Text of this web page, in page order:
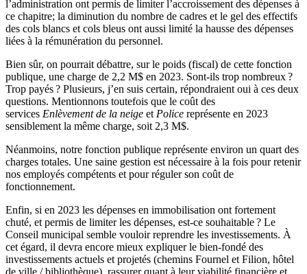
l’administration ont permis de limiter l’accroissement des dépenses à
ce chapitre; la diminution du nombre de cadres et le gel des effectifs
des cols blancs et cols bleus ont aussi limité la hausse des dépenses
liées à la rémunération du personnel.
Bien sûr, on pourrait débattre, sur le poids (fiscal) de cette fonction
publique, une charge de 2,2 M$ en 2023. Sont-ils trop nombreux ?
Trop payés ? Plusieurs, j’en suis certain, répondraient oui à ces deux
questions. Mentionnons toutefois que le coût des
services Enlèvement de la neige et Police représente en 2023
sensiblement la même charge, soit 2,3 M$.
Néanmoins, notre fonction publique représente environ un quart des
charges totales. Une saine gestion est nécessaire à la fois pour retenir
nos employés compétents et pour réguler son coût de
fonctionnement.
Enfin, si en 2023 les dépenses en immobilisation ont fortement
chuté, et permis de limiter les dépenses, est-ce souhaitable ? Le
Conseil municipal semble vouloir reprendre les investissements. À
cet égard, il devra encore mieux expliquer le bien-fondé des
investissements actuels et projetés (chemins Fournel et Filion, hôtel